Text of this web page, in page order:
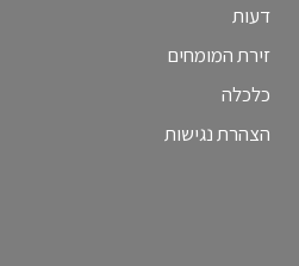
דעות
זירת המומחים
כלכלה
הצהרת נגישות